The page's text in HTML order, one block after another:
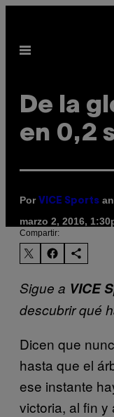
contenido
Abrir
De la
en 0,2
Por VICE Sports
marzo 2, 2016,
Compartir:
Sigue a VICE
descubrir qué
Dicen que
hasta que el
ese instante
victoria, al fin y